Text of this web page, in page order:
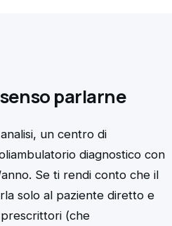
parlarne
un centro di
diagnostico con
Se ti rendi conto che il
solo al paziente diretto e
(che